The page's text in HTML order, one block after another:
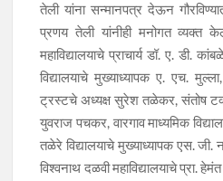
तेली यांना सन्मानपत्र देऊन
प्रणय तेली यांनीही मनोगत व्यक्त
महाविद्यालयाचे प्राचार्य डॉ. ए. डी.
विद्यालयाचे मुख्याध्यापक ए. एच.
ट्रस्टचे अध्यक्ष सुरेश तळेकर, संतोष
युवराज पचकर, वारगाव माध्यमिक
तळेरे विद्यालयाचे मुख्याध्यापक एस. जी.
विश्वनाथ दळवी महाविद्यालयाचे प्रा.